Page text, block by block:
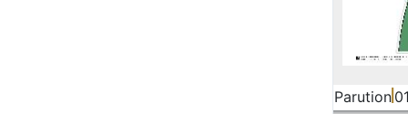
Parution